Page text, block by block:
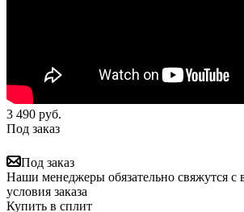
3 490 руб.
Под заказ
Под заказ
Наши менеджеры обязательно свяжутся с
условия заказа
Купить в сплит